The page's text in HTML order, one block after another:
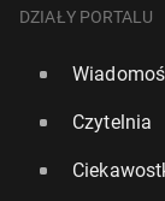
"Fi­nan­cial
Europie
3 lipca, 13:00
DZIAŁY PORTALU
Czytelnia